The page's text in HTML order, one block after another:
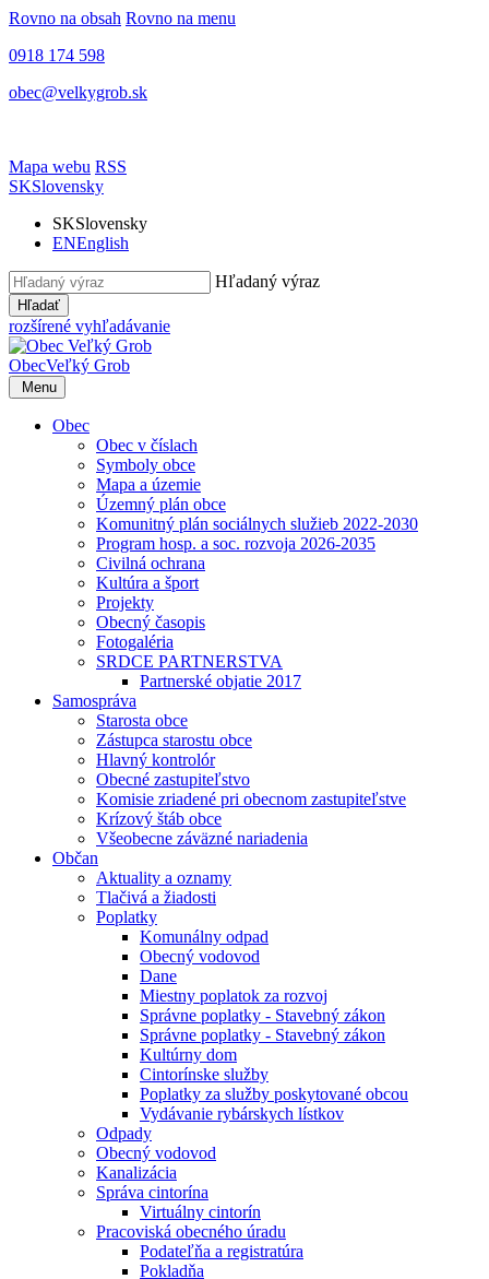
Rovno na obsah Rovno na menu
0918 174 598
obec@velkygrob.sk
Mapa webu RSS
SKSlovensky
SKSlovensky
ENEnglish
Hľadaný výraz
Hľadať
rozšírené vyhľadávanie
ObecVeľký Grob
Menu
Obec
Obec v číslach
Symboly obce
Mapa a územie
Územný plán obce
Komunitný plán sociálnych služieb 2022-2030
Program hosp. a soc. rozvoja 2026-2035
Civilná ochrana
Kultúra a šport
Projekty
Obecný časopis
Fotogaléria
SRDCE PARTNERSTVA
Partnerské objatie 2017
Samospráva
Starosta obce
Zástupca starostu obce
Hlavný kontrolór
Obecné zastupiteľstvo
Komisie zriadené pri obecnom zastupiteľstve
Krízový štáb obce
Všeobecne záväzné nariadenia
Občan
Aktuality a oznamy
Tlačivá a žiadosti
Poplatky
Komunálny odpad
Obecný vodovod
Dane
Miestny poplatok za rozvoj
Správne poplatky - Stavebný zákon
Správne poplatky - Stavebný zákon
Kultúrny dom
Cintorínske služby
Poplatky za služby poskytované obcou
Vydávanie rybárskych lístkov
Odpady
Obecný vodovod
Kanalizácia
Správa cintorína
Virtuálny cintorín
Pracoviská obecného úradu
Podateľňa a registratúra
Pokladňa